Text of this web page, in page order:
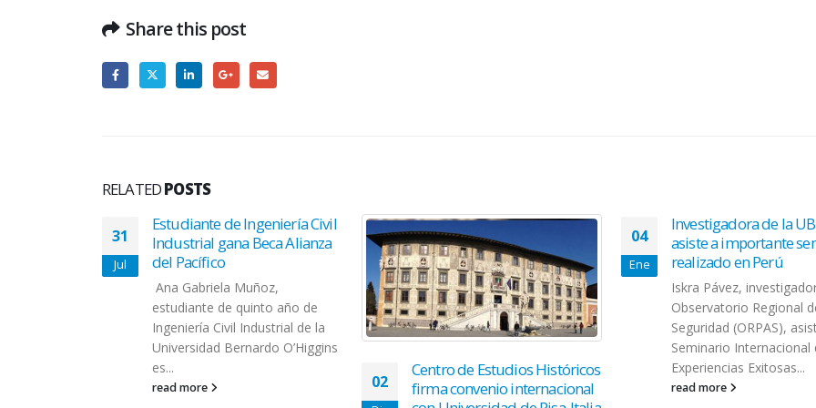
Share this post
RELATEDPOSTS
31
Jul
Estudiante de Ingeniería Civil
Industrial gana Beca Alianza
del Pacífico
Ana Gabriela Muñoz,
estudiante de quinto año de
Ingeniería Civil Industrial de la
Universidad Bernardo O’Higgins
es...
read more 02
Centro de Estudios Históricos
firma convenio internacional
04
Ene
Investigadora de la
asiste a importante
realizado en Perú
Iskra Pávez,
Observatorio Regional
Seguridad (ORPAS),
Seminario Internacional
Experiencias Exitosas...
read more